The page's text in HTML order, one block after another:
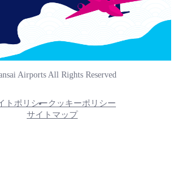
Airports All Rights Reserved
トポリシークッキーポリシー
サイトマップ